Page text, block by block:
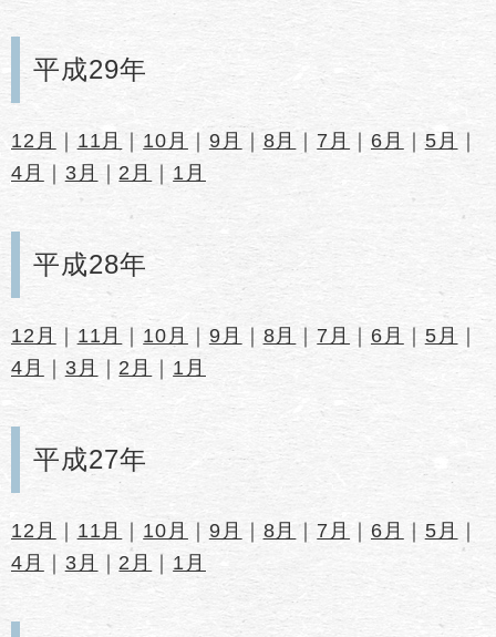
平成29年
12月 ｜ 11月 ｜ 10月 ｜ 9月 ｜ 8月 ｜7月 ｜ 6月 ｜5月
｜
4月
｜ 3月 ｜ 2月 ｜ 1月
平成28年
12月 ｜ 11月 ｜ 10月 ｜ 9月 ｜ 8月 ｜7月 ｜ 6月 ｜ 5月
｜
4月
｜ 3月 ｜ 2月 ｜ 1月
平成27年
12月 ｜ 11月 ｜ 10月 ｜ 9月 ｜ 8月 ｜ 7月 ｜ 6月 ｜ 5月
｜
4月
｜ 3月 ｜ 2月 ｜ 1月